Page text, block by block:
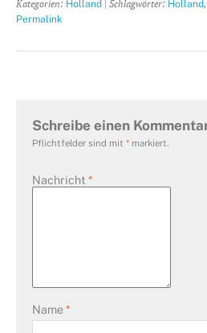
Kategorien: Holland | Schlagwörter: Holland,
Permalink
Schreibe einen
Pflichtfelder sind mit * markiert.
Nachricht *
Name*